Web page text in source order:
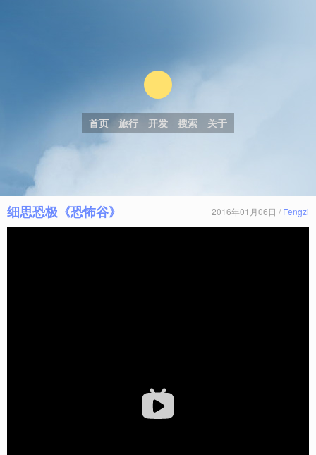
首页 旅行 开发 搜索 关于
细思恐极《恐怖谷》 2016年01月06日 / Fengzi